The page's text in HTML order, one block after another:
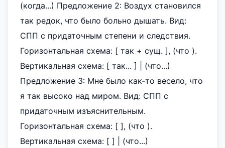
(когда...) Предложение 2: Воздух становился
так редок, что было больно дышать. Вид:
СПП с придаточным степени и следствия.
Горизонтальная схема: [ так + сущ. ], (что ).
Вертикальная схема: [ так... ] | (что...)
Предложение 3: Мне было как-то весело, что
я так высоко над миром. Вид: СПП с
придаточным изъяснительным.
Горизонтальная схема: [ ], (что ).
Вертикальная схема: [ ] | (что...)